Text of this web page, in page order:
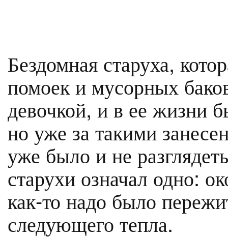
Бездомная старуха,
помоек и мусорных
девочкой, и в ее жизни
но уже за такими
уже было и не
старухи означал одно:
как-то надо было
следующего тепла.